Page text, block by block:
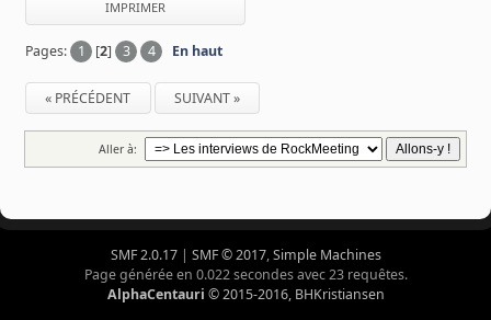
IMPRIMER
Pages: 1 [2] 3 4 En haut
« PRÉCÉDENT SUIVANT »
Aller à:
SMF 2.0.17| SMF © 2017,Simple Machines
Page générée en 0.022 secondes avec 23 requêtes.
AlphaCentauri © 2015-2016, BHKristiansen